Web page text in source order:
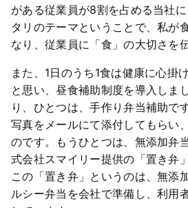
がある従業員が8割を占める当社
タリのテーマということで、私が
なり、従業員に「食」の大切さを
また、1日のうち1食は健康に心掛
と思い、昼食補助制度を導入しま
り、ひとつは、手作り弁当補助で
写真をメールにて添付してもらい
のです。もうひとつは、無添加弁
式会社スマイリー提供の「置き弁
この「置き弁」というのは、無添
ルシー弁当を会社で準備し、利用